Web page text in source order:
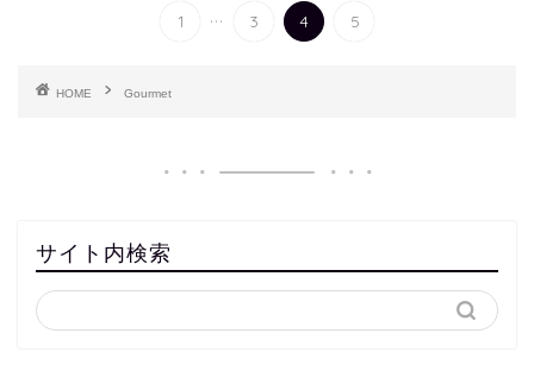
1 ... 3 4 5
HOME Gourmet
サイト内検索